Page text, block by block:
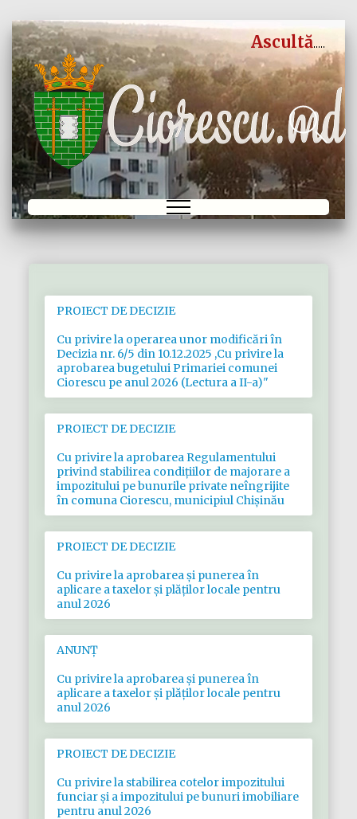
Ascultă
PROIECT DE DECIZIE
Cu privire la operarea unor modificări în
Decizia nr. 6/5 din 10.12.2025 ,Cu privire la
aprobarea bugetului Primariei comunei
Ciorescu pe anul 2026 (Lectura a II-a)"
PROIECT DE DECIZIE
Cu privire la aprobarea Regulamentului
privind stabilirea condițiilor de majorare a
impozitului pe bunurile private neîngrijite
în comuna Ciorescu, municipiul Chișinău
PROIECT DE DECIZIE
Cu privire la aprobarea şi punerea în
aplicare a taxelor şi plăţilor locale pentru
anul 2026
ANUNȚ
Cu privire la aprobarea și punerea în
aplicare a taxelor şi plăţilor locale pentru
anul 2026
PROIECT DE DECIZIE
Cu privire la stabilirea cotelor impozitului
funciar şi a impozitului pe bunuri imobiliare
pentru anul 2026